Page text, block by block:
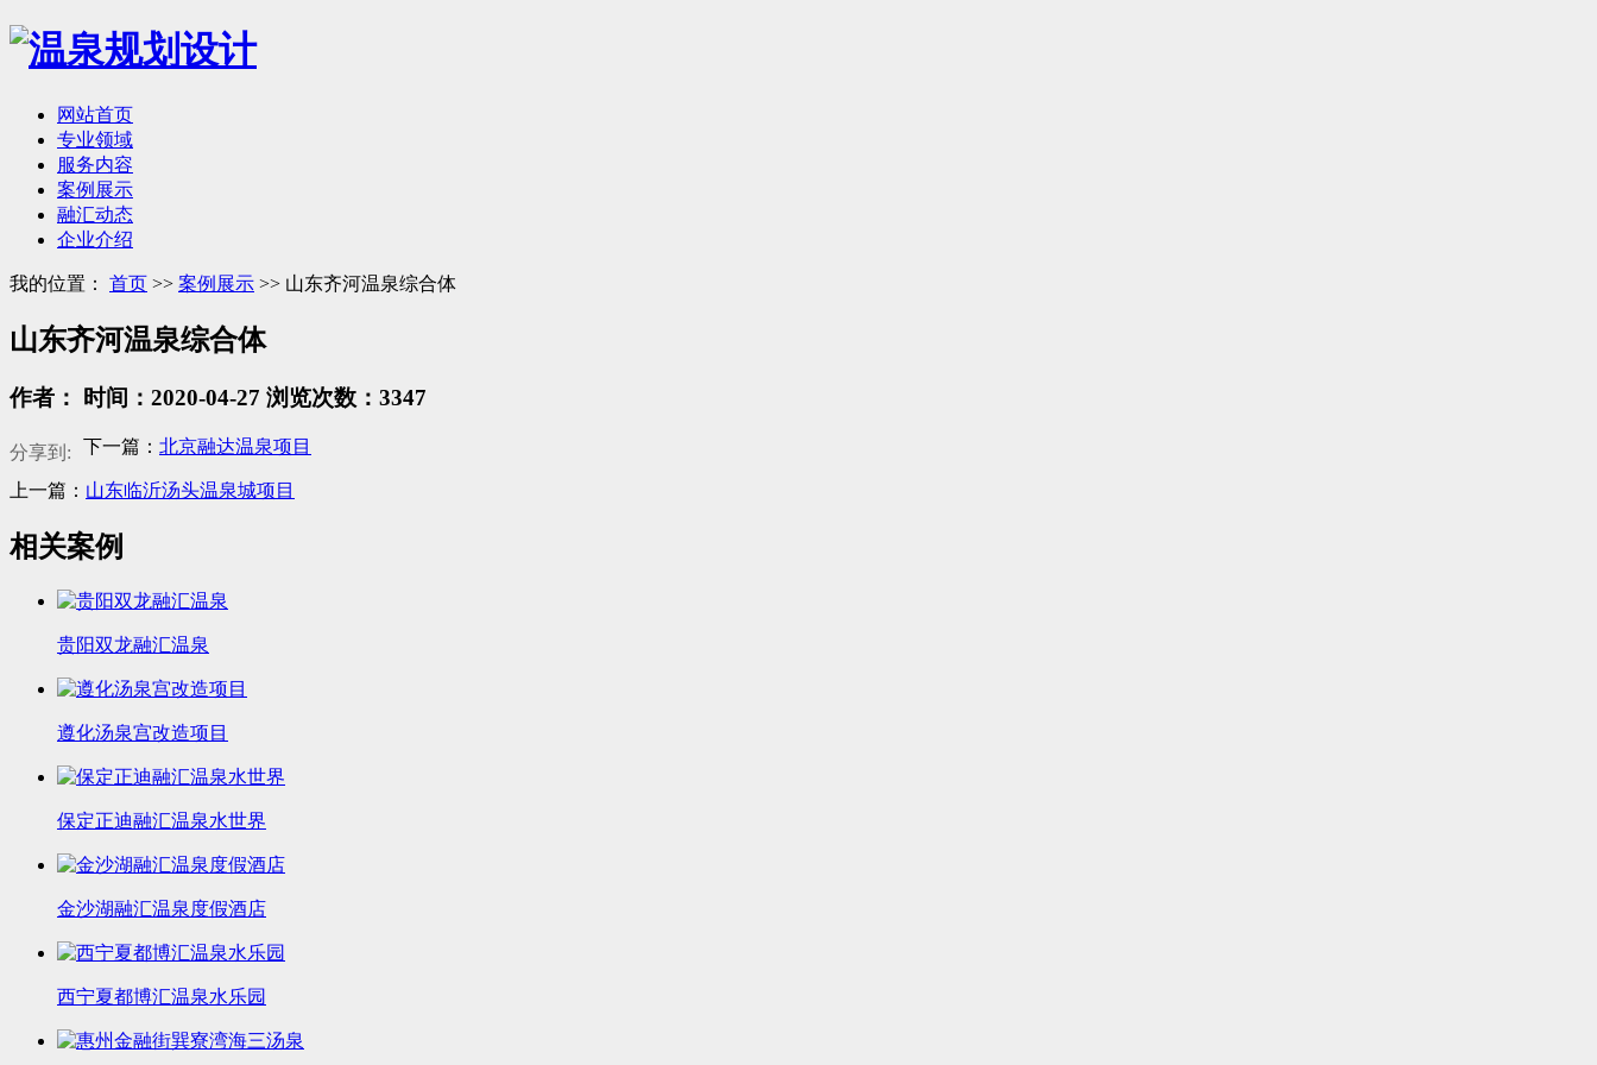
网站首页
专业领域
服务内容
案例展示
融汇动态
企业介绍
我的位置： 首页 >> 案例展示 >> 山东齐河温泉综合体
山东齐河温泉综合体
作者： 时间：2020-04-27 浏览次数：3347
分享到: 下一篇： 北京融达温泉项目
上一篇： 山东临沂汤头温泉城项目
相关案例
贵阳双龙融汇温泉
遵化汤泉宫改造项目
保定正迪融汇温泉水世界
金沙湖融汇温泉度假酒店
西宁夏都博汇温泉水乐园